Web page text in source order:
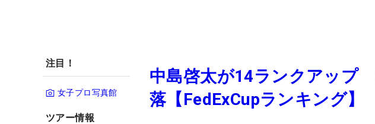
注目！
女子プロ写真館
ツアー情報
中島啓太が14ランクアップ
落【FedExCupランキング】